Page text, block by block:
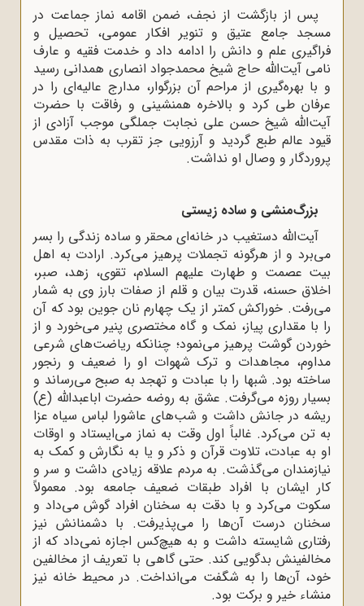
پس از بازگشت از نجف، ضمن اقامه نماز جماعت در
مسجد جامع عتیق و تنویر افکار عمومی، تحصیل و
فراگیری علم و دانش را ادامه داد و خدمت فقیه و عارف
نامی آیت‌الله حاج شیخ محمدجواد انصاری همدانی رسید
و با بهره‌گیری از مراحم آن بزرگوار، مدارج عالیه‌ای را در
عرفان طی کرد و بالاخره همنشینی و رفاقت با حضرت
آیت‌الله شیخ حسن علی نجابت جملگی موجب آزادی از
قیود عالم طبع گردید و آرزویی جز تقرب به ذات مقدس
پروردگار و وصال او نداشت.
بزرگ‌منشی و ساده زیستی
آیت‌الله دستغیب در خانه‌ای محقر و ساده زندگی را بسر
می‌برد و از هرگونه تجملات پرهیز می‌کرد. ارادت به اهل
بیت عصمت و طهارت علیهم السلام، تقوی، زهد، صبر،
اخلاق حسنه، قدرت بیان و قلم از صفات بارز وی به شمار
می‌رفت. خوراکش کمتر از یک چهارم نان جوین بود که آن
را با مقداری پیاز، نمک و گاه مختصری پنیر می‌خورد و از
خوردن گوشت پرهیز می‌نمود؛ چنانکه ریاضت‌های شرعی
مداوم، مجاهدات و ترک شهوات او را ضعیف و رنجور
ساخته بود. شبها را با عبادت و تهجد به صبح می‌رساند و
بسیار روزه می‌گرفت. عشق به روضه حضرت اباعبدالله (ع)
ریشه در جانش داشت و شب‌های عاشورا لباس سیاه عزا
به تن می‌کرد. غالباً اول وقت به نماز می‌ایستاد و اوقات
او به عبادت، تلاوت قرآن و ذکر و یا به نگارش و کمک به
نیازمندان می‌گذشت. به مردم علاقه زیادی داشت و سر و
کار ایشان با افراد طبقات ضعیف جامعه بود. معمولاً
سکوت می‌کرد و با دقت به سخنان افراد گوش می‌داد و
سخنان درست آن‌ها را می‌پذیرفت. با دشمنانش نیز
رفتاری شایسته داشت و به هیچ‌کس اجازه نمی‌داد که از
مخالفینش بدگویی کند. حتی گاهی با تعریف از مخالفین
خود، آن‌ها را به شگفت می‌انداخت. در محیط خانه نیز
منشاء خیر و برکت بود.